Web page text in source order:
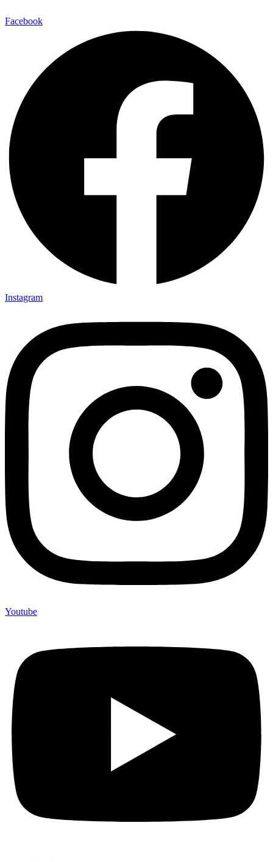
Facebook
Instagram
Youtube